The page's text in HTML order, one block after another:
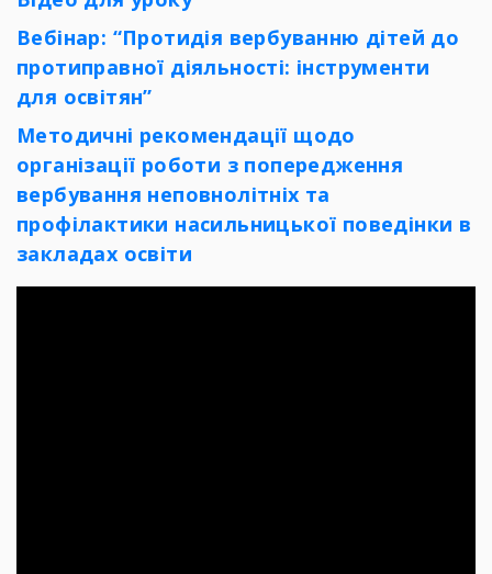
Вебінар: “Протидія вербуванню дітей до
протиправної діяльності: інструменти
для освітян”
Методичні рекомендації щодо
організації роботи з попередження
вербування неповнолітніх та
профілактики насильницької поведінки в
закладах освіти